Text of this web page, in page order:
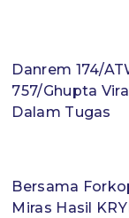
Danrem 174/
757/Ghupta
Dalam Tugas
Bersama
Miras Hasil